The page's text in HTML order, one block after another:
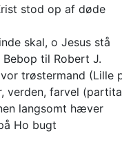
stod op af døde
skal, o Jesus stå
til Robert J.
trøstermand (Lille
verden, farvel
langsomt hæver
Ho bugt